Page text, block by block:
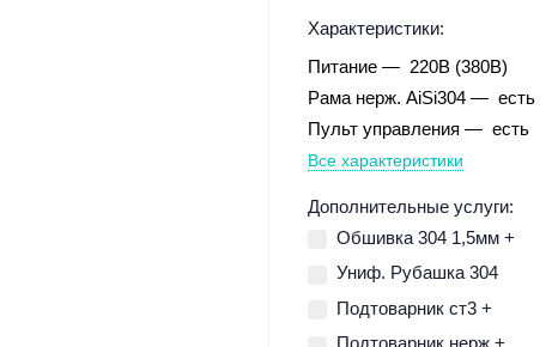
Характеристики:
Питание
220В (380В)
Рама нерж. AiSi304
есть
Пульт управления
есть
Все характеристики
Дополнительные услуги:
Обшивка 304 1,5мм +
Униф. Рубашка 304
Подтоварник ст3 +
Подтоварник нерж +